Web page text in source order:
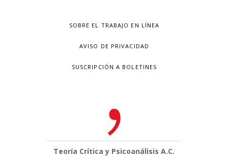
SOBRE EL TRABAJO EN LÍNEA
AVISO DE PRIVACIDAD
SUSCRIPCIÓN A BOLETINES
Teoría Crítica y Psicoanálisis A.C.